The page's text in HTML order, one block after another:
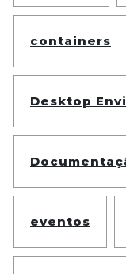
containers
Desktop
eventos